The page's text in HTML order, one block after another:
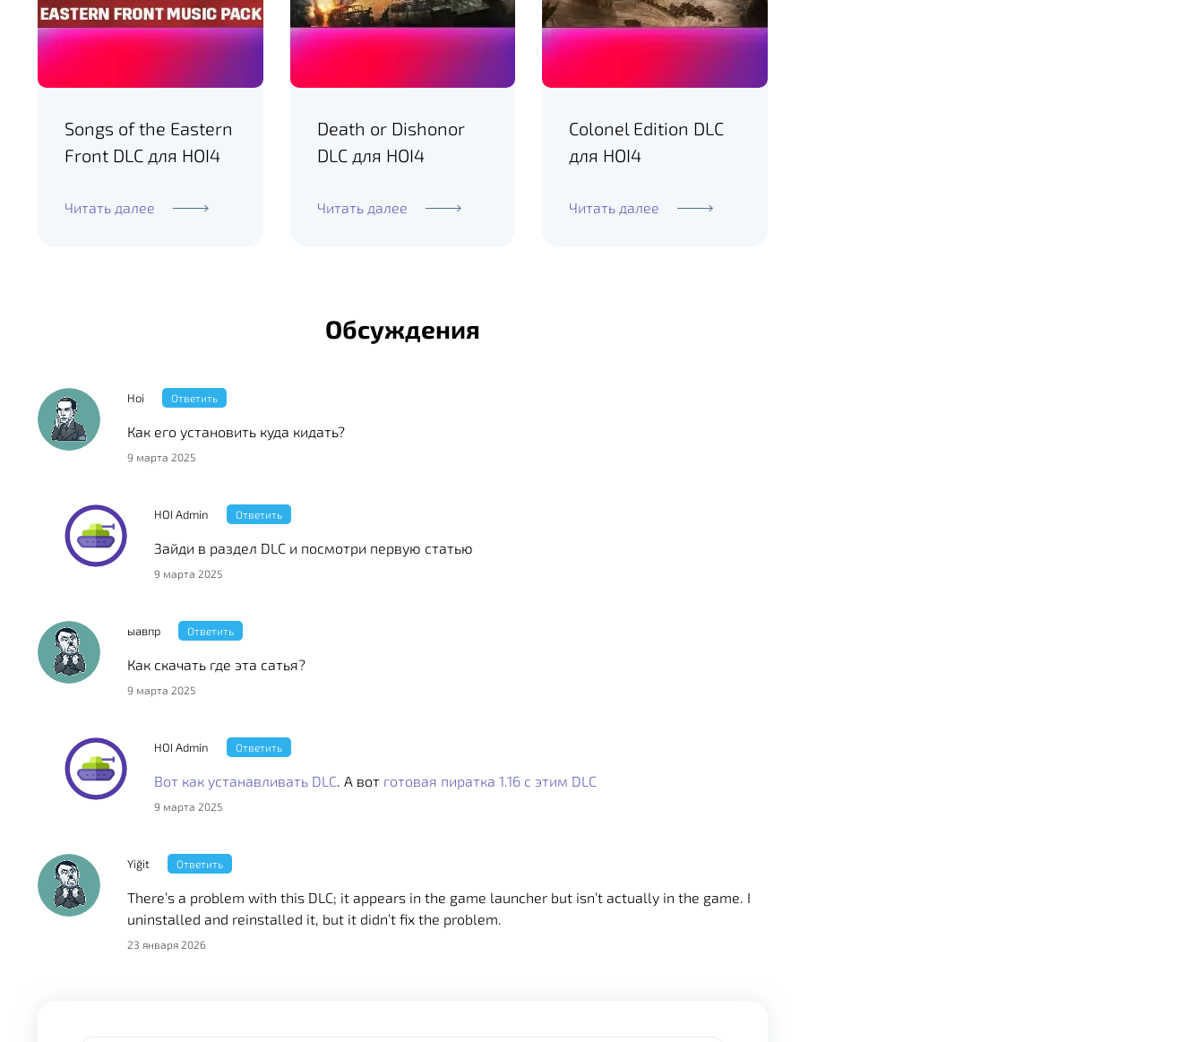
Songs of the Eastern
Front DLC для HOI4
Читать далее
Death or Dishonor
DLC для HOI4
Читать далее
Colonel Edition DLC
для HOI4
Читать далее
Обсуждения
Hoi Ответить
Как его установить куда кидать?
9 марта 2025
HOI Admin Ответить
Зайди в раздел DLC и посмотри первую статью
9 марта 2025
ыавпр Ответить
Как скачать где эта сатья?
9 марта 2025
HOI Admin Ответить
Вот как устанавливать DLC. А вот готовая пиратка 1.16 с этим DLC
9 марта 2025
Yiğit Ответить
There’s a problem with this DLC; it appears in the game launcher but isn’t actually in the game. I
uninstalled and reinstalled it, but it didn’t fix the problem.
23 января 2026